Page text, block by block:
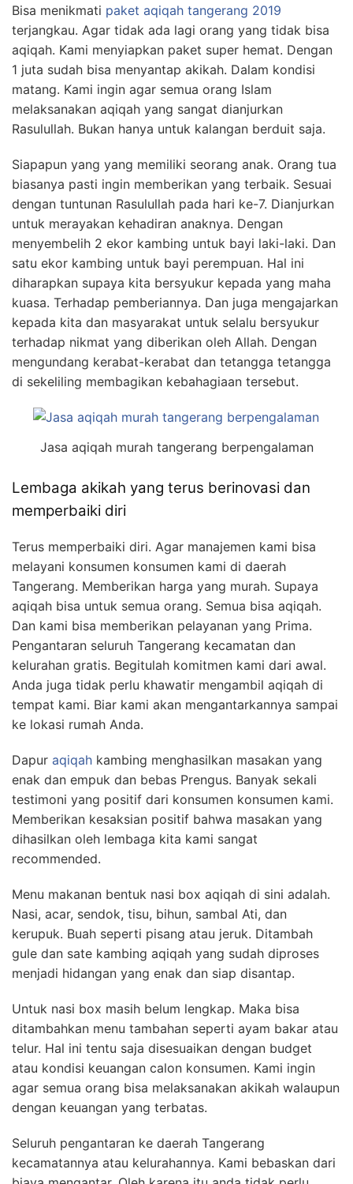
Bisa menikmati paket aqiqah tangerang 2019
terjangkau. Agar tidak ada lagi orang yang tidak bisa
aqiqah. Kami menyiapkan paket super hemat. Dengan
1 juta sudah bisa menyantap akikah. Dalam kondisi
matang. Kami ingin agar semua orang Islam
melaksanakan aqiqah yang sangat dianjurkan
Rasulullah. Bukan hanya untuk kalangan berduit saja.
Siapapun yang yang memiliki seorang anak. Orang tua
biasanya pasti ingin memberikan yang terbaik. Sesuai
dengan tuntunan Rasulullah pada hari ke-7. Dianjurkan
untuk merayakan kehadiran anaknya. Dengan
menyembelih 2 ekor kambing untuk bayi laki-laki. Dan
satu ekor kambing untuk bayi perempuan. Hal ini
diharapkan supaya kita bersyukur kepada yang maha
kuasa. Terhadap pemberiannya. Dan juga mengajarkan
kepada kita dan masyarakat untuk selalu bersyukur
terhadap nikmat yang diberikan oleh Allah. Dengan
mengundang kerabat-kerabat dan tetangga tetangga
di sekeliling membagikan kebahagiaan tersebut.
Jasa aqiqah murah tangerang berpengalaman
Lembaga akikah yang terus berinovasi dan
memperbaiki diri
Terus memperbaiki diri. Agar manajemen kami bisa
melayani konsumen konsumen kami di daerah
Tangerang. Memberikan harga yang murah. Supaya
aqiqah bisa untuk semua orang. Semua bisa aqiqah.
Dan kami bisa memberikan pelayanan yang Prima.
Pengantaran seluruh Tangerang kecamatan dan
kelurahan gratis. Begitulah komitmen kami dari awal.
Anda juga tidak perlu khawatir mengambil aqiqah di
tempat kami. Biar kami akan mengantarkannya sampai
ke lokasi rumah Anda.
Dapur aqiqah kambing menghasilkan masakan yang
enak dan empuk dan bebas Prengus. Banyak sekali
testimoni yang positif dari konsumen konsumen kami.
Memberikan kesaksian positif bahwa masakan yang
dihasilkan oleh lembaga kita kami sangat
recommended.
Menu makanan bentuk nasi box aqiqah di sini adalah.
Nasi, acar, sendok, tisu, bihun, sambal Ati, dan
kerupuk. Buah seperti pisang atau jeruk. Ditambah
gule dan sate kambing aqiqah yang sudah diproses
menjadi hidangan yang enak dan siap disantap.
Untuk nasi box masih belum lengkap. Maka bisa
ditambahkan menu tambahan seperti ayam bakar atau
telur. Hal ini tentu saja disesuaikan dengan budget
atau kondisi keuangan calon konsumen. Kami ingin
agar semua orang bisa melaksanakan akikah walaupun
dengan keuangan yang terbatas.
Seluruh pengantaran ke daerah Tangerang
kecamatannya atau kelurahannya. Kami bebaskan dari